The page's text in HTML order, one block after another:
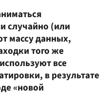
случайно (или
массу данных,
того же
все
в результате
«новой